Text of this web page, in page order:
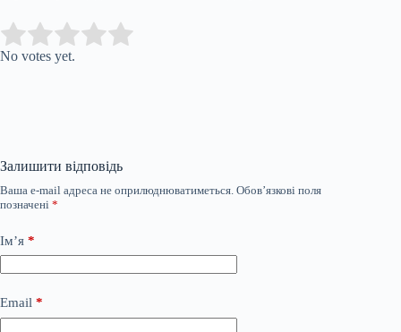
Rate this item:
No votes yet.
Залишити відповідь
Ваша e-mail адреса не оприлюднюватиметься. Обов’язкові поля
позначені *
Ім’я *
Email *